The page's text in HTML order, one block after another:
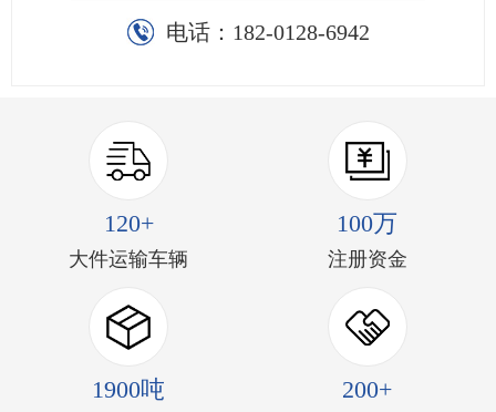
电话： 182-0128-6942
120+
大件运输车辆
100万
注册资金
1900吨 200+